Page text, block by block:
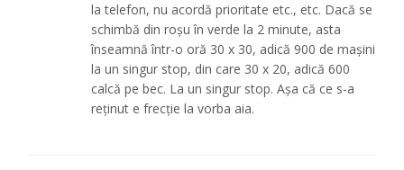
la telefon, nu acordă prioritate etc., etc. Dacă se
schimbă din roșu în verde la 2 minute, asta
înseamnă într-o oră 30 x 30, adică 900 de mașini
la un singur stop, din care 30 x 20, adică 600
calcă pe bec. La un singur stop. Așa că ce s-a
reținut e frecție la vorba aia.